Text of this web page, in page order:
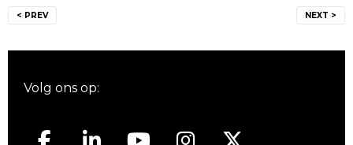
navigatie
< PREV NEXT >
Volg ons op: